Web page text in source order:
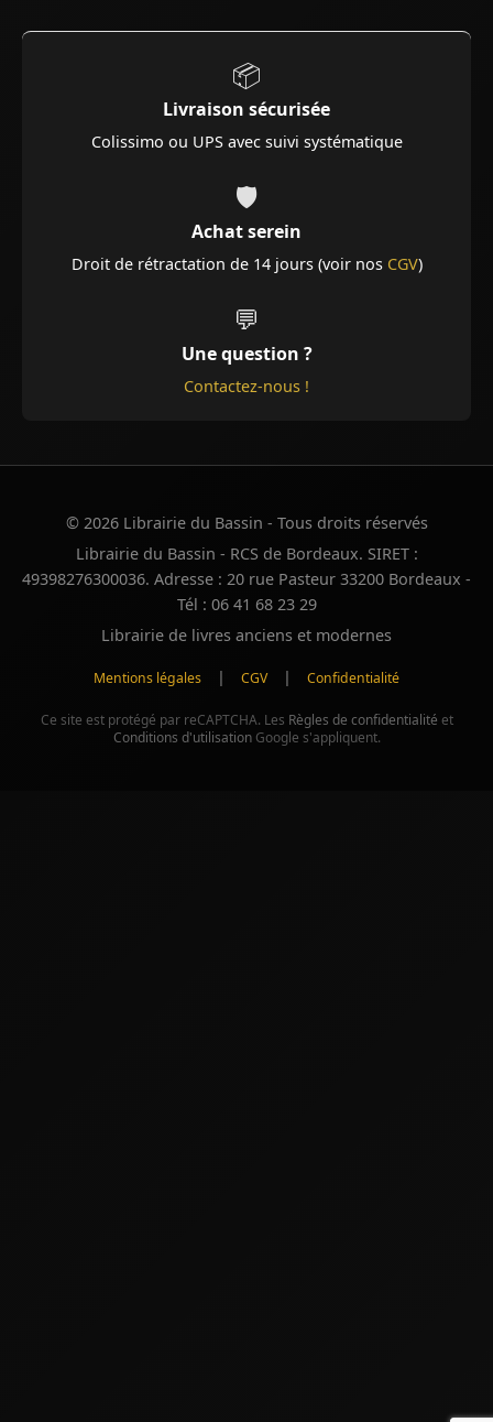
📦
Livraison sécurisée
Colissimo ou UPS avec suivi systématique
🛡️
Achat serein
Droit de rétractation de 14 jours (voir nos CGV)
💬
Une question ?
Contactez-nous !
© 2026 Librairie du Bassin - Tous droits réservés
Librairie du Bassin - RCS de Bordeaux. SIRET :
49398276300036. Adresse : 20 rue Pasteur 33200 Bordeaux -
Tél : 06 41 68 23 29
Librairie de livres anciens et modernes
Mentions légales | CGV | Confidentialité
Ce site est protégé par reCAPTCHA. Les Règles de confidentialité et
Conditions d'utilisationGoogle s'appliquent.